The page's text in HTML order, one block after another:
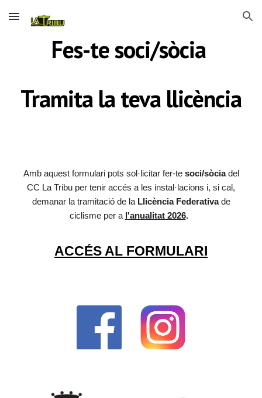
Skip to main content Skip to navigation
Fes-te soci/sòcia
Tramita la teva llicència
Amb aquest formulari pots sol·licitar fer-te soci/sòciadel
CC La Tribu per tenir accés a les instal·lacions i, si cal,
demanar la tramitació de la Llicència Federativade
ciclisme per a l'anualitat 2026.
ACCÉS AL FORMULARI